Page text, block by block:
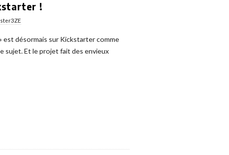
!
est désormais sur Kickstarter comme
sujet. Et le projet fait des envieux